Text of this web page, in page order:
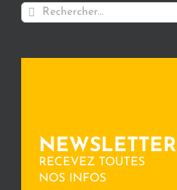
Rechercher:
NEWSLETTER
RECEVEZ TOUTES
NOS INFOS